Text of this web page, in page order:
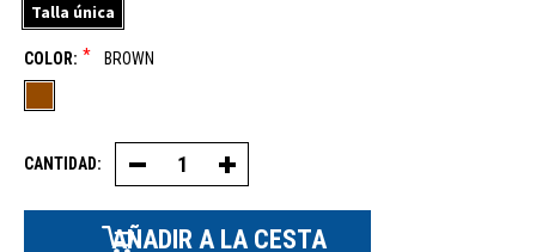
Talla única
COLOR: * BROWN
CANTIDAD: Disminuir
la
cantidad
de
mascarillas
Aumentar
la
cantidad
mascarillas